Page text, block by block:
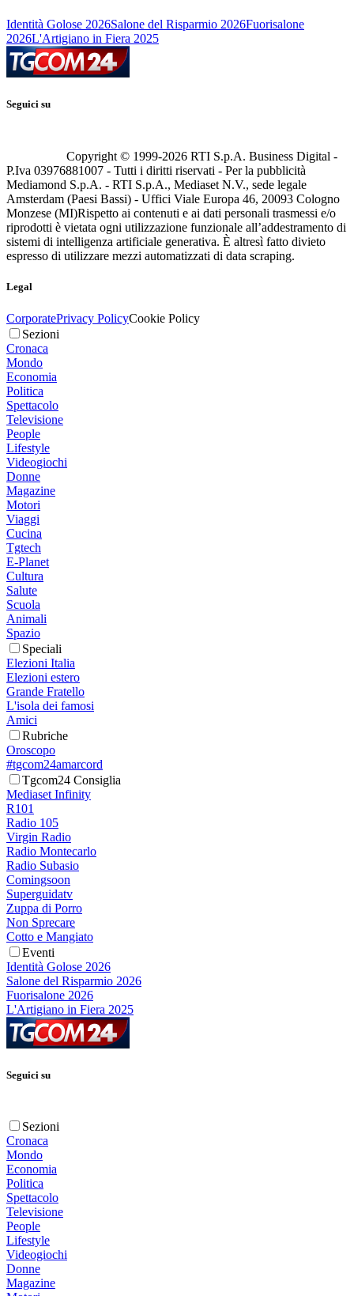
Identità Golose 2026Salone del Risparmio 2026Fuorisalone
2026L'Artigiano in Fiera 2025
Seguici su
Copyright © 1999-2026 RTI S.p.A. Business Digital -
P.Iva 03976881007 - Tutti i diritti riservati - Per la pubblicità
Mediamond S.p.A. - RTI S.p.A., Mediaset N.V., sede legale
Amsterdam (Paesi Bassi) - Uffici Viale Europa 46, 20093 Cologno
Monzese (MI)Rispetto ai contenuti e ai dati personali trasmessi e/o
riprodotti è vietata ogni utilizzazione funzionale all’addestramento di
sistemi di intelligenza artificiale generativa. È altresì fatto divieto
espresso di utilizzare mezzi automatizzati di data scraping.
Legal
CorporatePrivacy PolicyCookie Policy
Sezioni
Cronaca
Mondo
Economia
Politica
Spettacolo
Televisione
People
Lifestyle
Videogiochi
Donne
Magazine
Motori
Viaggi
Cucina
Tgtech
E-Planet
Cultura
Salute
Scuola
Animali
Spazio
Speciali
Elezioni Italia
Elezioni estero
Grande Fratello
L'isola dei famosi
Amici
Rubriche
Oroscopo
#tgcom24amarcord
Tgcom24 Consiglia
Mediaset Infinity
R101
Radio 105
Virgin Radio
Radio Montecarlo
Radio Subasio
Comingsoon
Superguidatv
Zuppa di Porro
Non Sprecare
Cotto e Mangiato
Eventi
Identità Golose 2026
Salone del Risparmio 2026
Fuorisalone 2026
L'Artigiano in Fiera 2025
Seguici su
Sezioni
Cronaca
Mondo
Economia
Politica
Spettacolo
Televisione
People
Lifestyle
Videogiochi
Donne
Magazine